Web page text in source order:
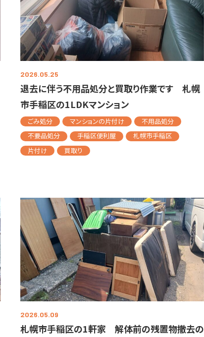
2026.05.25
退去に伴う不用品処分と買取り作業です 札幌
市手稲区の1LDKマンション
ごみ処分 マンションの片付け
不用品処分
不要品処分
手稲区便利屋
札幌市手稲区
片付け
買取り
2026.05.09
札幌市手稲区の1軒家 解体前の残置物撤去の